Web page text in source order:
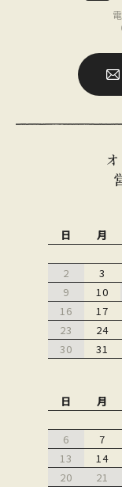
日 月
2
3
9
10
16
17
23
24
30
31
日 月
6
7
13
14
20
21